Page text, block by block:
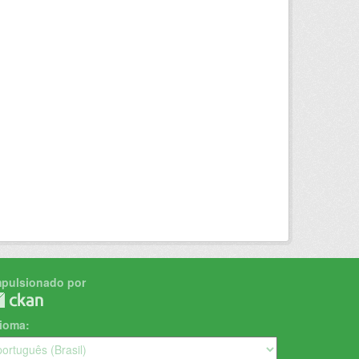
por